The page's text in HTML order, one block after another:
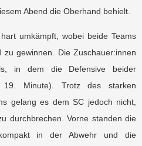
Abend die Oberhand behielt.
umkämpft, wobei beide Teams
gewinnen. Die Zuschauer:innen
in dem die Defensive beider
19. Minute). Trotz des starken
gelang es dem SC jedoch nicht,
durchbrechen. Vorne standen die
in der Abwehr und die